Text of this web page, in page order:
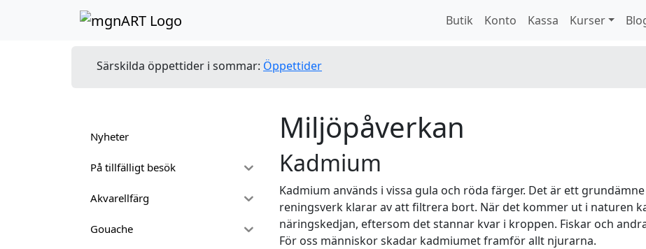
Butik
Konto Kassa Kurser
Särskilda öppettider i sommar: Öppettider
Nyheter
På tillfälligt besök
Akvarellfärg
Gouache
Miljöpåverkan
Kadmium
Kadmium används i vissa gula och röda färger. Det är ett
reningsverk klarar av att filtrera bort. När det kommer ut i naturen
näringskedjan, eftersom det stannar kvar i kroppen. Fiskar och
För oss människor skadar kadmiumet framför allt njurarna.